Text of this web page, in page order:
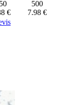
500
€
7.98 €